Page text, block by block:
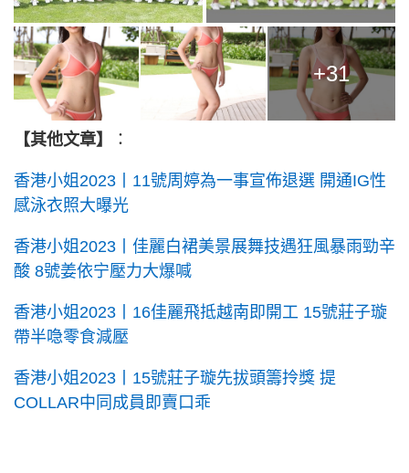
+31
【其他文章】 ：
香港小姐2023丨11號周婷為一事宣佈退選 開通IG性
感泳衣照大曝光
香港小姐2023丨佳麗白裙美景展舞技遇狂風暴雨勁辛
酸 8號姜依宁壓力大爆喊
香港小姐2023丨16佳麗飛抵越南即開工 15號莊子璇
帶半喼零食減壓
香港小姐2023丨15號莊子璇先拔頭籌拎獎 提
COLLAR中同成員即賣口乖